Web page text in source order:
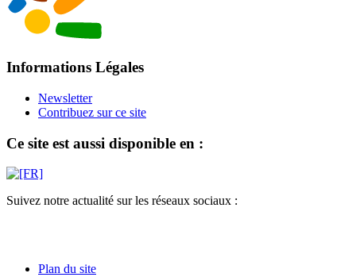
Informations Légales
Newsletter
Contribuez sur ce site
Ce site est aussi disponible en :
Suivez notre actualité sur les réseaux sociaux :
Plan du site